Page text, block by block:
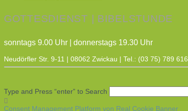
GOTTESDIENST | BIBELSTUNDE
sonntags 9.00 Uhr | donnerstags 19.30 Uhr
Neudörfler Str. 9-11 | 08062 Zwickau | Tel.: (03 75) 789 616
Type and Press “enter” to Search
Consent Management Platform von Real Cookie Banner